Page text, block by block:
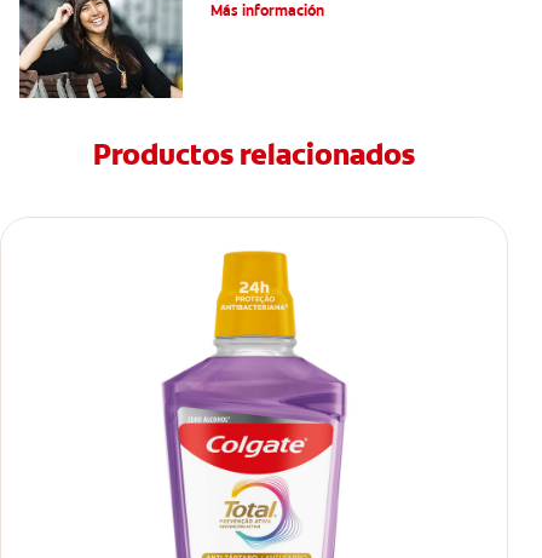
Más información
Productos relacionados